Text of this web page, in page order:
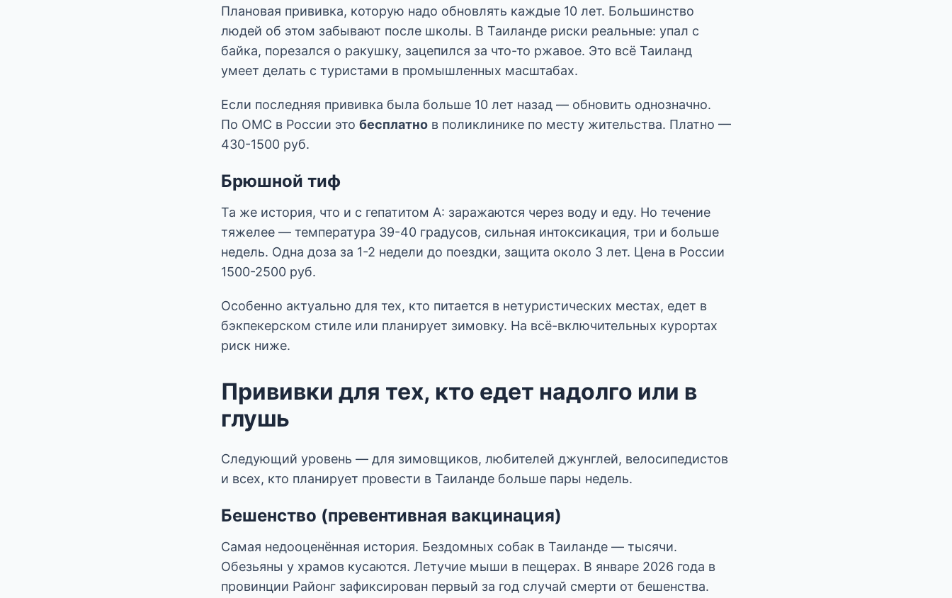
Плановая прививка, которую надо обновлять каждые 10 лет. Большинство
людей об этом забывают после школы. В Таиланде риски реальные: упал с
байка, порезался о ракушку, зацепился за что-то ржавое. Это всё Таиланд
умеет делать с туристами в промышленных масштабах.
Если последняя прививка была больше 10 лет назад — обновить однозначно.
По ОМС в России это бесплатно в поликлинике по месту жительства. Платно —
430-1500 руб.
Брюшной тиф
Та же история, что и с гепатитом А: заражаются через воду и еду. Но течение
тяжелее — температура 39-40 градусов, сильная интоксикация, три и больше
недель. Одна доза за 1-2 недели до поездки, защита около 3 лет. Цена в России
1500-2500 руб.
Особенно актуально для тех, кто питается в нетуристических местах, едет в
бэкпекерском стиле или планирует зимовку. На всё-включительных курортах
риск ниже.
Прививки для тех, кто едет надолго или в
глушь
Следующий уровень — для зимовщиков, любителей джунглей, велосипедистов
и всех, кто планирует провести в Таиланде больше пары недель.
Бешенство (превентивная вакцинация)
Самая недооценённая история. Бездомных собак в Таиланде — тысячи.
Обезьяны у храмов кусаются. Летучие мыши в пещерах. В январе 2026 года в
провинции Районг зафиксирован первый за год случай смерти от бешенства.